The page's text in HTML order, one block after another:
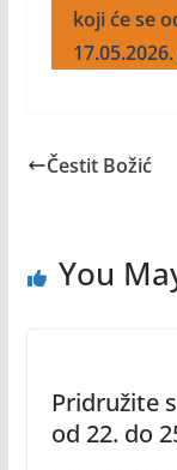
koji će se
Čestit Božić
You
Pridružite
od 22. do